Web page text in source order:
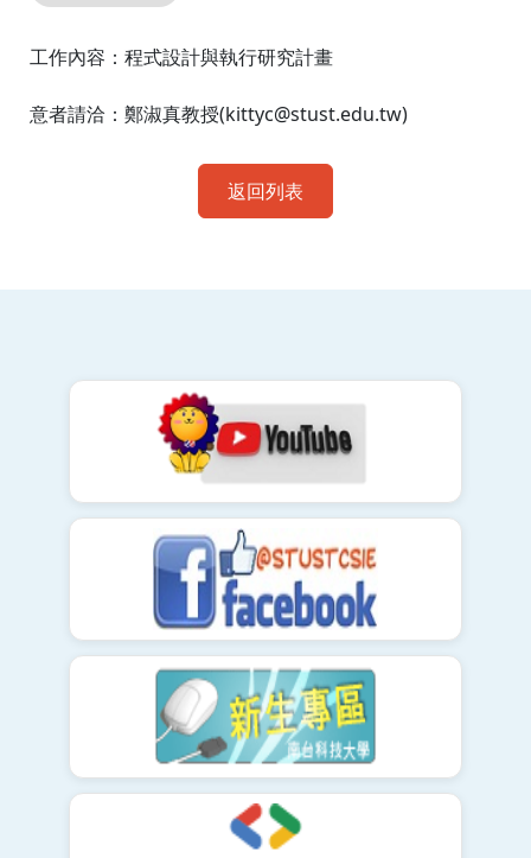
工作內容：程式設計與執行研究計畫
意者請洽：鄭淑真教授(kittyc@stust.edu.tw)
返回列表